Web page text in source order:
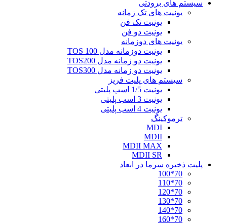
سیستم های برودتی
یونیت های تک زمانه
یونیت تک فن
یونیت دو فن
یونیت های دوزمانه
یونیت دوزمانه مدل TOS 100
یونیت دو زمانه مدل TOS200
یونیت دو زمانه مدل TOS300
سیستم های پلیت فریز
یونیت 1/5 اسب پلیتی
یونیت 3 اسب پلیتی
یونیت 4 اسب پلیتی
ترموکینگ
MDI
MDII
MDII MAX
MDII SR
پلیت ذخیره سرما در ابعاد
70*100
70*110
70*120
70*130
70*140
70*160